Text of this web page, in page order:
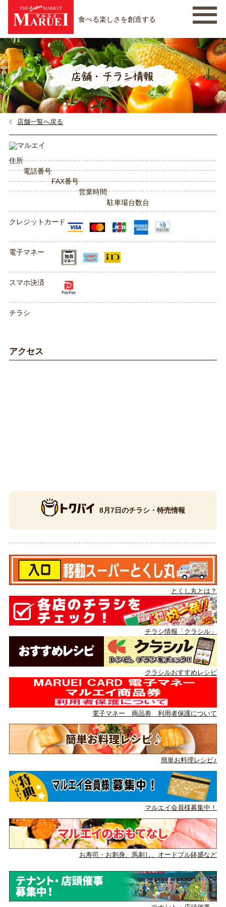
食べる楽しさを創造する
店舗一覧へ戻る
住所
電話番号
FAX番号
営業時間
駐車場台数台
クレジットカード
電子マネー
スマホ決済
チラシ
アクセス
8月7日のチラシ・特売情報
とくし丸とは？
チラシ情報「クラシル」
クラシルおすすめレシピ
電子マネー 商品券 利用者保護について
簡単お料理レシピ♪
マルエイ会員様募集中！
お寿司・お刺身、馬刺し、 オードブル鉢盛など